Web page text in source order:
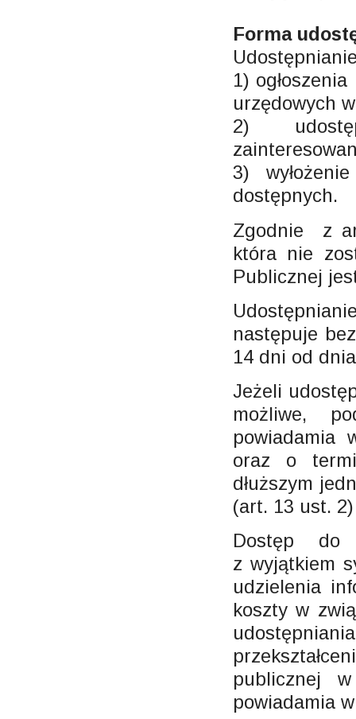
Forma
1)
urzędowych
2)
3)
dostępnych.
Zgodnie z
która nie
Publicznej
następuje
14 dni od
Jeżeli
możliwe,
powiadamia
oraz o
dłuższym
(art. 13 ust. 2)
Dostęp do
z wyjątkiem
udzielenia
koszty w
publicznej
powiadamia